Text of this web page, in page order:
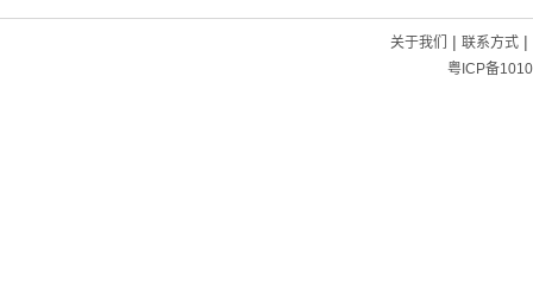
关于我们 | 联系方式|
粤ICP备